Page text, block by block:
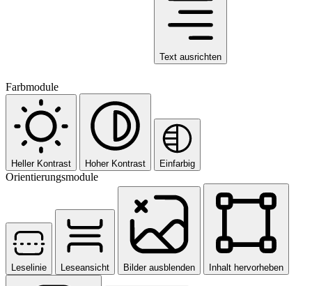
Text ausrichten
Farbmodule
Heller Kontrast Hoher Kontrast Einfarbig
Orientierungsmodule
Leselinie Leseansicht Bilder ausblenden Inhalt hervorheben